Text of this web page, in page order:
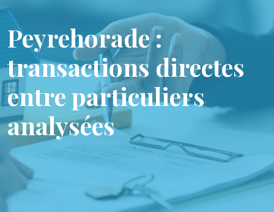
Peyrehorade :
transactions directes
entre particuliers
analysées